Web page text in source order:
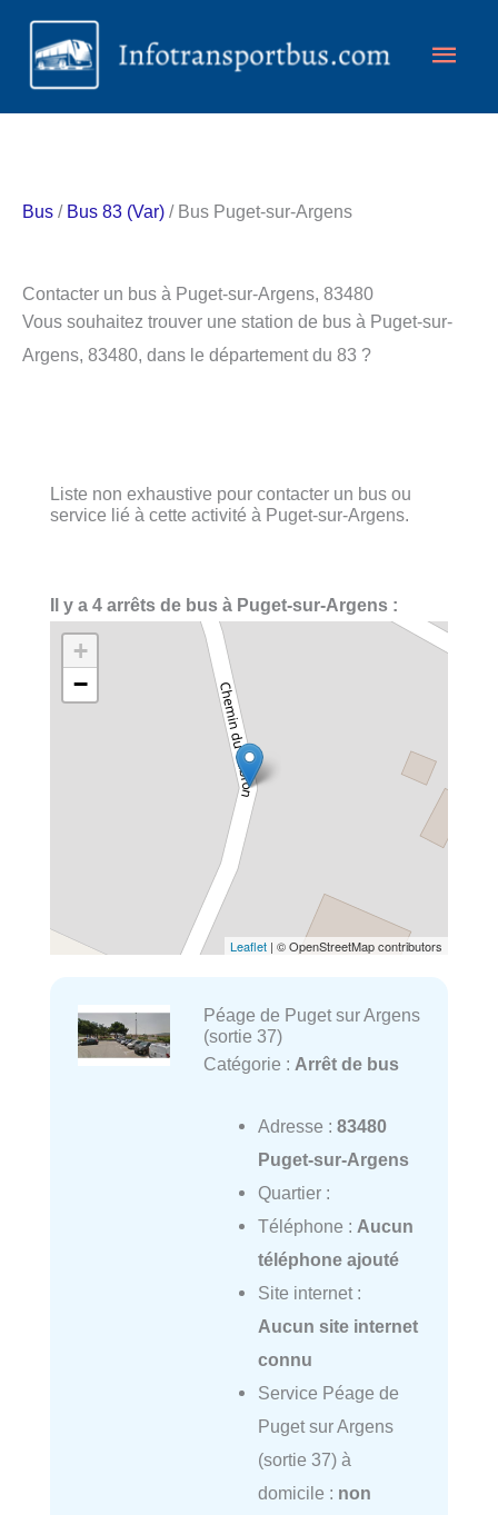
Aller
contenu
Bus / Bus 83 (Var) / Bus Puget-sur-Argens
Contacter un bus à Puget-sur-Argens, 83480
Vous souhaitez trouver une station de bus à Puget-sur-
Argens, 83480, dans le département du 83 ?
Liste non exhaustive pour contacter un bus ou
service lié à cette activité à Puget-sur-Argens.
Il y a 4 arrêts de bus à Puget-sur-Argens :
+
−
Leaflet | © OpenStreetMap contributors
Péage de Puget sur Argens
(sortie 37)
Catégorie : Arrêt de bus
Adresse : 83480
Puget-sur-Argens
Quartier :
Téléphone : Aucun
téléphone ajouté
Site internet :
Aucun site internet
connu
Service Péage de
Puget sur Argens
(sortie 37) à
domicile : non